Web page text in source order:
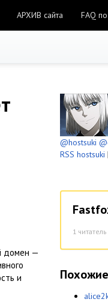
АРХИВ сайта FAQ
домен —
и
@hostsuki
RSS hostsuki |
1 читатель